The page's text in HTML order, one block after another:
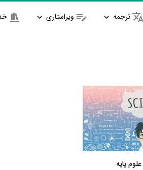
ترجمه ویراستاری
پایه